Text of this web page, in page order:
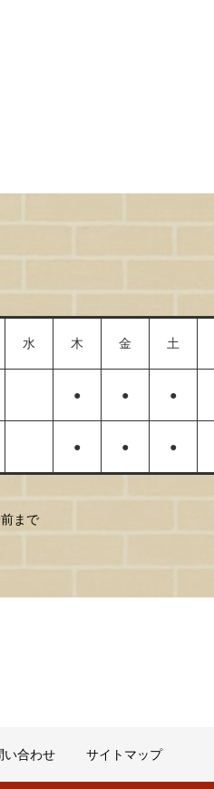
水 木 金 土
● ● ●
● ● ●
前まで
い合わせ サイトマップ